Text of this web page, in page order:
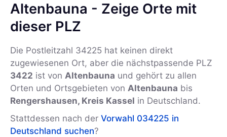
Altenbauna - Zeige Orte mit
dieser PLZ
Die Postleitzahl 34225 hat keinen direkt
zugewiesenen Ort, aber die nächstpassende PLZ
3422 ist von Altenbauna und gehört zu allen
Orten und Ortsgebieten von Altenbauna bis
Rengershausen, Kreis Kassel in Deutschland.
Stattdessen nach der Vorwahl 034225 in
Deutschland suchen?